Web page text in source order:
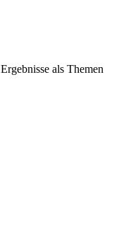
Ergebnisse als Themen